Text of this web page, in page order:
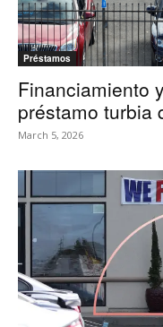
Préstamos
Financiamiento
préstamo turbia
March 5, 2026